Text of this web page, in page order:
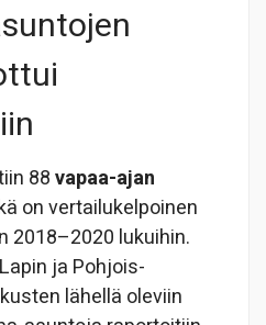
88vapaa-ajan
on vertailukelpoinen
2018–2020 lukuihin.
ja Pohjois-
lähellä oleviin